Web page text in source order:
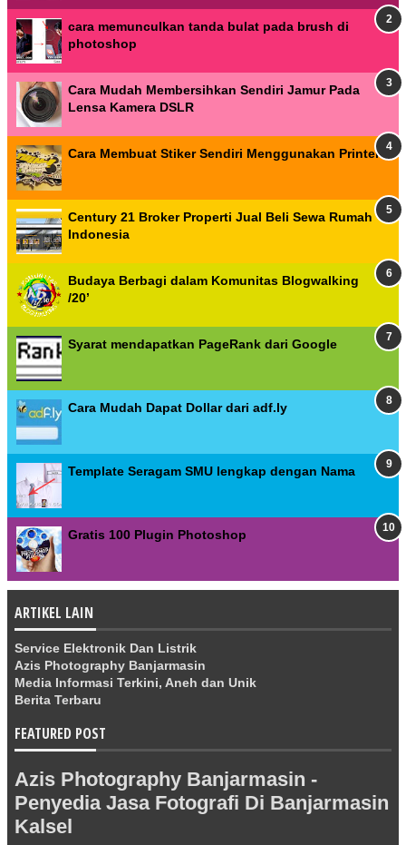
cara memunculkan tanda bulat pada brush di
photoshop
Cara Mudah Membersihkan Sendiri Jamur Pada
Lensa Kamera DSLR
Cara Membuat Stiker Sendiri Menggunakan Printer
Century 21 Broker Properti Jual Beli Sewa Rumah
Indonesia
Budaya Berbagi dalam Komunitas Blogwalking
/20’
Syarat mendapatkan PageRank dari Google
Cara Mudah Dapat Dollar dari adf.ly
Template Seragam SMU lengkap dengan Nama
Gratis 100 Plugin Photoshop
ARTIKEL LAIN
Service Elektronik Dan Listrik
Azis Photography Banjarmasin
Media Informasi Terkini, Aneh dan Unik
Berita Terbaru
FEATURED POST
Azis Photography Banjarmasin -
Penyedia Jasa Fotografi Di Banjarmasin
Kalsel